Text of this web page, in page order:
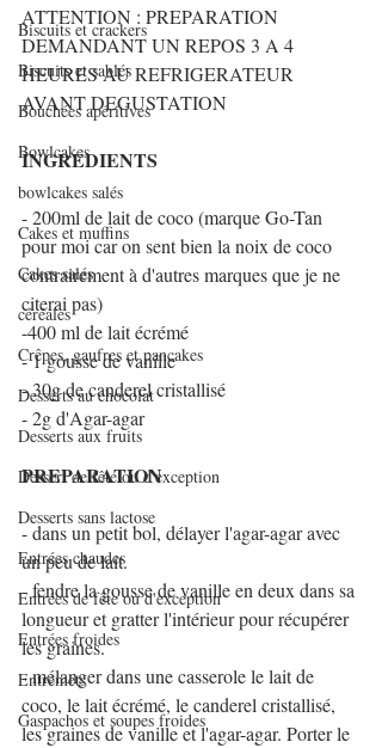
Biscuits et crackers
Biscuits et sablés
Bouchées apéritives
Bowlcakes
bowlcakes salés
Cakes et muffins
Cakes salés
céréales
Crêpes, gaufres et pancakes
Desserts au chocolat
Desserts aux fruits
Dessert de fête ou d'exception
Desserts sans lactose
Entrées chaudes
Entrées de fête ou d'exception
Entrées froides
Entremets
Gaspachos et soupes froides
ATTENTION : PREPARATION
DEMANDANT UN REPOS 3 A 4
HEURES AU REFRIGERATEUR
AVANT DEGUSTATION
INGREDIENTS
- 200ml de lait de coco (marque Go-Tan
pour moi car on sent bien la noix de coco
contrairement à d'autres marques que je ne
citerai pas)
-400 ml de lait écrémé
- 1 gousse de vanille
- 30g de canderel cristallisé
- 2g d'Agar-agar
PREPARATION
- dans un petit bol, délayer l'agar-agar avec
un peu de lait.
- fendre la gousse de vanille en deux dans sa
longueur et gratter l'intérieur pour récupérer
les graines.
- mélanger dans une casserole le lait de
coco, le lait écrémé, le canderel cristallisé,
les graines de vanille et l'agar-agar. Porter le